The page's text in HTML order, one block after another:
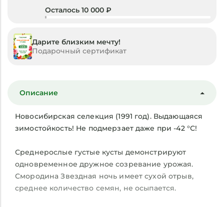
Осталось 10 000 ₽
Дарите близким мечту!
Подарочный сертификат
Описание
Новосибирская селекция (1991 год). Выдающаяся
зимостойкость! Не подмерзает даже при -42 °С!
Среднерослые густые кусты демонстрируют
одновременное дружное созревание урожая.
Смородина Звездная ночь имеет сухой отрыв,
среднее количество семян, не осыпается.